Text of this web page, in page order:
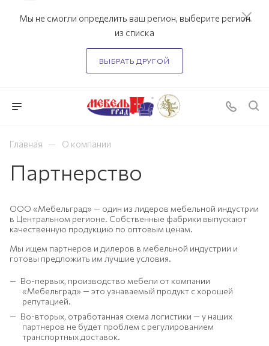
Мы не смогли определить ваш регион, выберите регион
из списка
ВЫБРАТЬ ДРУГОЙ
Главная — О компании
Партнерство
ООО «Мебельград» — один из лидеров мебельной индустрии
в Центральном регионе. Собственные фабрики выпускают
качественную продукцию по оптовым ценам.
Мы ищем партнеров и дилеров в мебельной индустрии и
готовы предложить им лучшие условия.
Во-первых, производство мебели от компании
«Мебельград» — это узнаваемый продукт с хорошей
репутацией.
Во-вторых, отработанная схема логистики — у наших
партнеров не будет проблем с регулированием
транспортных доставок.